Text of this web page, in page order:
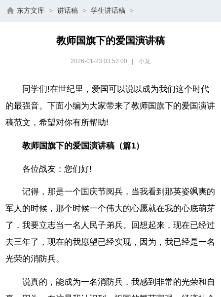
东方文库 > 讲话稿 > 学生讲话稿 >
教师国旗下的爱国演讲稿
2026-01-23 03:52:00 小龙
同学们!在世纪里，爱国可以说以成为我们这个时代
的最强音。下面小编为大家带来了教师国旗下的爱国演讲
稿范文，希望对你有所帮助!
教师国旗下的爱国演讲稿（篇1）
各位战友：您们好!
记得，那是一个国庆节阅兵，当我看到那英姿飒爽的
军人的时候，那个时候一个伟大的心愿就在我的心底萌芽
了，我要立志当一名人民子弟兵。回想起来，现在已经过
去三年了，现在的我愿望已经实现，因为，我已经是一名
光荣的消防兵。
说真的，能成为一名消防兵，我感到非常的光荣和自